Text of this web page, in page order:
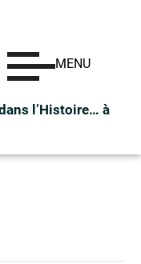
MENU
l’Histoire… à